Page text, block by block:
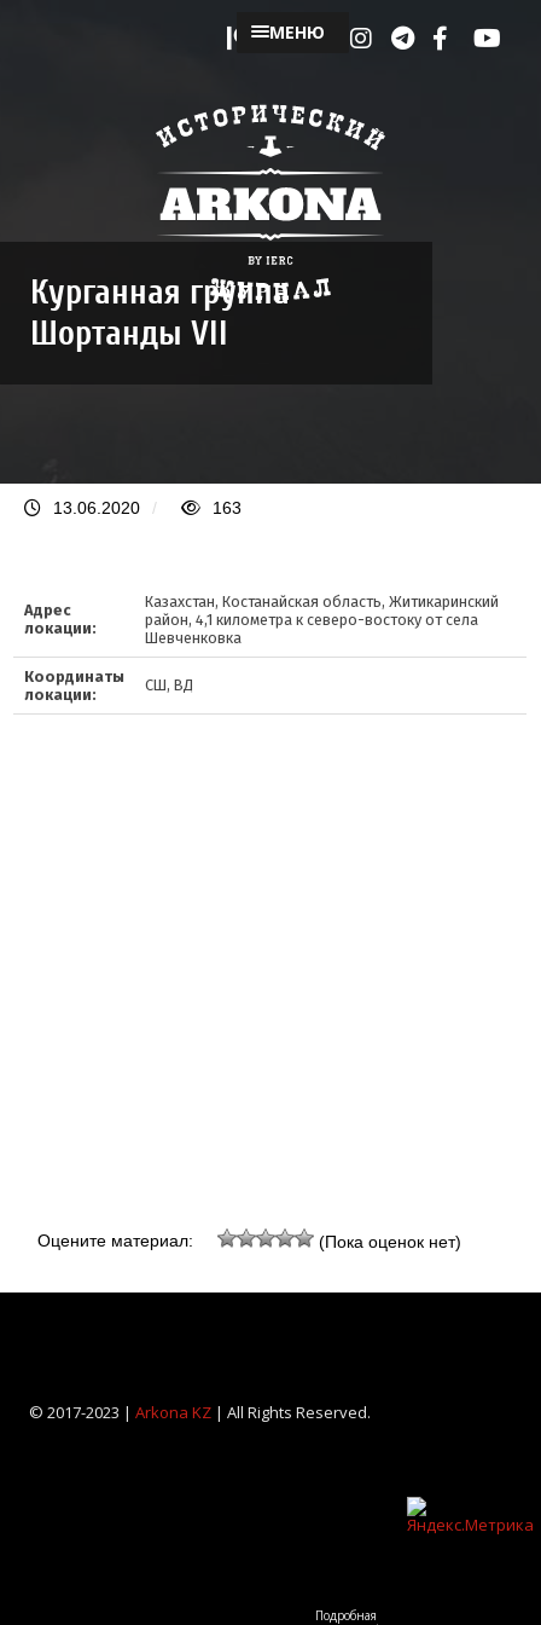
МЕНЮ
Курганная группа
Шортанды VII
13.06.2020 / 163
Адрес
локации:
Казахстан, Костанайская область, Житикаринский
район, 4,1 километра к северо-востоку от села
Шевченковка
Координаты
локации:
СШ, ВД
Оцените материал: (Пока оценок нет)
© 2017-2023 | Arkona KZ| All Rights Reserved.
Подробная